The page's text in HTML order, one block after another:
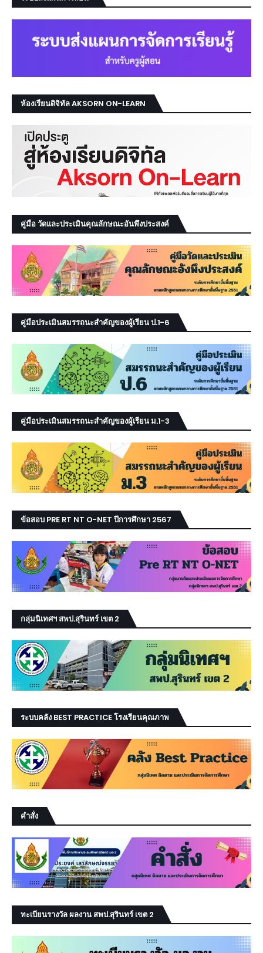
ห้องเรียนดิจิทัล AKSORN ON-LEARN
คู่มือ วัดและประเมินคุณลักษณะอันพึงประสงค์
คู่มือประเมินสมรรถนะสำคัญของผู้เรียน ป.1-6
คู่มือประเมินสมรรถนะสำคัญของผู้เรียน ม.1-3
ข้อสอบ PRE RT NT O-NET ปีการศึกษา 2567
กลุ่มนิเทศฯ สพป.สุรินทร์ เขต 2
ระบบคลัง BEST PRACTICE โรงเรียนคุณภาพ
คำสั่ง
ทะเบียนรางวัล ผลงาน สพป.สุรินทร์ เขต 2